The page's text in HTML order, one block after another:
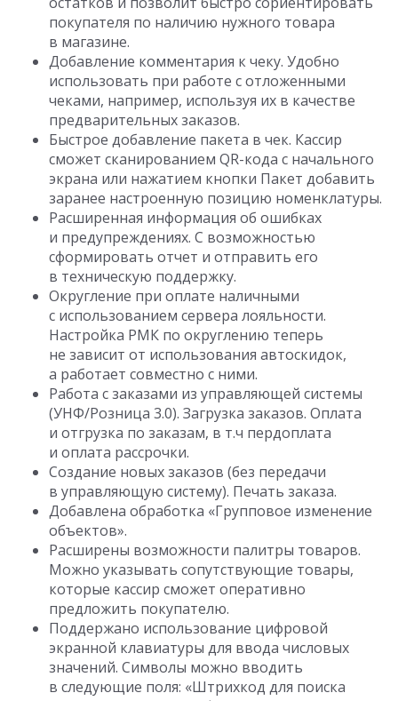
покупателя по наличию нужного товара
в магазине.
Добавление комментария к чеку. Удобно
использовать при работе с отложенными
чеками, например, используя их в качестве
предварительных заказов.
Быстрое добавление пакета в чек. Кассир
сможет сканированием QR-кода с начального
экрана или нажатием кнопки Пакет добавить
заранее настроенную позицию номенклатуры.
Расширенная информация об ошибках
и предупреждениях. С возможностью
сформировать отчет и отправить его
в техническую поддержку.
Округление при оплате наличными
с использованием сервера лояльности.
Настройка РМК по округлению теперь
не зависит от использования автоскидок,
а работает совместно с ними.
Работа с заказами из управляющей системы
(УНФ/Розница 3.0). Загрузка заказов. Оплата
и отгрузка по заказам, в т.ч пердоплата
и оплата рассрочки.
Создание новых заказов (без передачи
в управляющую систему). Печать заказа.
Добавлена обработка «Групповое изменение
объектов».
Расширены возможности палитры товаров.
Можно указывать сопутствующие товары,
которые кассир сможет оперативно
предложить покупателю.
Поддержано использование цифровой
экранной клавиатуры для ввода числовых
значений. Символы можно вводить
в следующие поля: «Штрихкод для поиска